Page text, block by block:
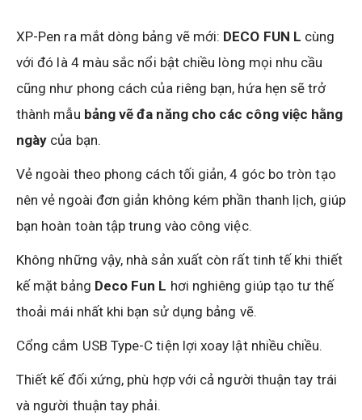
XP-Pen ra mắt dòng bảng vẽ mới: DECO FUN L cùng
với đó là 4 màu sắc nổi bật chiều lòng mọi nhu cầu
cũng như phong cách của riêng bạn, hứa hẹn sẽ trở
thành mẫu bảng vẽ đa năng cho các công việc hằng
ngày của bạn.
Vẻ ngoài theo phong cách tối giản, 4 góc bo tròn tạo
nên vẻ ngoài đơn giản không kém phần thanh lịch, giúp
bạn hoàn toàn tập trung vào công việc.
Không những vậy, nhà sản xuất còn rất tinh tế khi thiết
kế mặt bảng Deco Fun L hơi nghiêng giúp tạo tư thế
thoải mái nhất khi bạn sử dụng bảng vẽ.
Cổng cắm USB Type-C tiện lợi xoay lật nhiều chiều.
Thiết kế đối xứng, phù hợp với cả người thuận tay trái
và người thuận tay phải.